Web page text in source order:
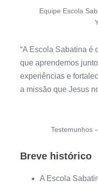
Equipe Escola
“A Escola Sabatina é
que aprendemos
experiências e
a missão que Jesus
Testemunhos
Breve histórico
A Escola